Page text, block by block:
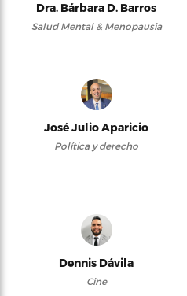
Dra. Bárbara D. Barros
Salud Mental & Menopausia
José Julio Aparicio
Política y derecho
Dennis Dávila
Cine